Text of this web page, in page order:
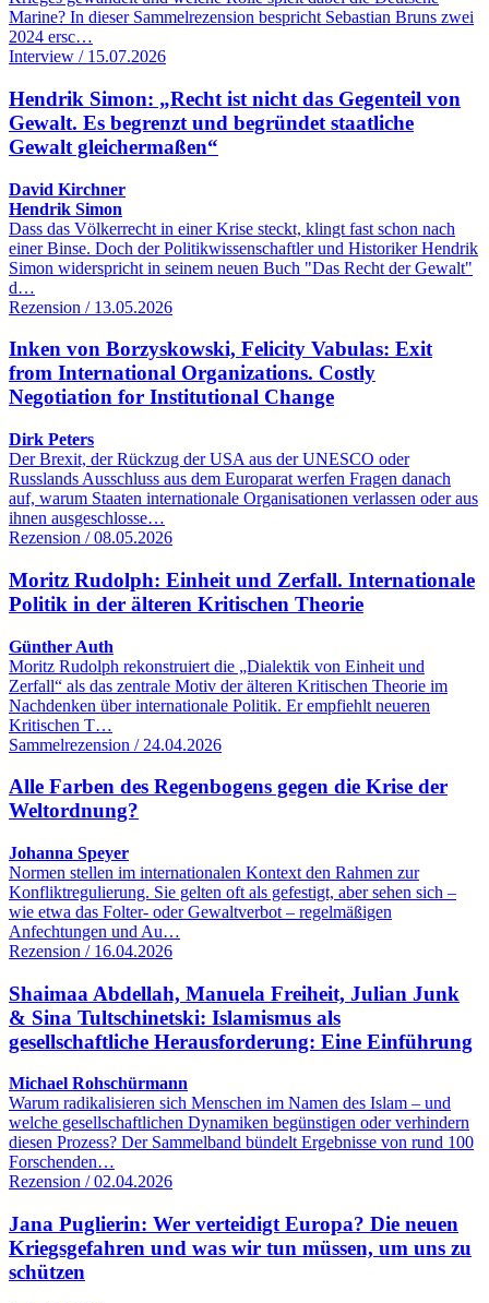
Marine? In dieser Sammelrezension bespricht Sebastian Bruns zwei
2024 ersc…
Interview / 15.07.2026
Hendrik Simon: „Recht ist nicht das Gegenteil von
Gewalt. Es begrenzt und begründet staatliche
Gewalt gleichermaßen“
David Kirchner
Hendrik Simon
Dass das Völkerrecht in einer Krise steckt, klingt fast schon nach
einer Binse. Doch der Politikwissenschaftler und Historiker Hendrik
Simon widerspricht in seinem neuen Buch "Das Recht der Gewalt"
d…
Rezension / 13.05.2026
Inken von Borzyskowski, Felicity Vabulas: Exit
from International Organizations. Costly
Negotiation for Institutional Change
Dirk Peters
Der Brexit, der Rückzug der USA aus der UNESCO oder
Russlands Ausschluss aus dem Europarat werfen Fragen danach
auf, warum Staaten internationale Organisationen verlassen oder aus
ihnen ausgeschlosse…
Rezension / 08.05.2026
Moritz Rudolph: Einheit und Zerfall. Internationale
Politik in der älteren Kritischen Theorie
Günther Auth
Moritz Rudolph rekonstruiert die „Dialektik von Einheit und
Zerfall“ als das zentrale Motiv der älteren Kritischen Theorie im
Nachdenken über internationale Politik. Er empfiehlt neueren
Kritischen T…
Sammelrezension / 24.04.2026
Alle Farben des Regenbogens gegen die Krise der
Weltordnung?
Johanna Speyer
Normen stellen im internationalen Kontext den Rahmen zur
Konfliktregulierung. Sie gelten oft als gefestigt, aber sehen sich –
wie etwa das Folter- oder Gewaltverbot – regelmäßigen
Anfechtungen und Au…
Rezension / 16.04.2026
Shaimaa Abdellah, Manuela Freiheit, Julian Junk
& Sina Tultschinetski: Islamismus als
gesellschaftliche Herausforderung: Eine Einführung
Michael Rohschürmann
Warum radikalisieren sich Menschen im Namen des Islam – und
welche gesellschaftlichen Dynamiken begünstigen oder verhindern
diesen Prozess? Der Sammelband bündelt Ergebnisse von rund 100
Forschenden…
Rezension / 02.04.2026
Jana Puglierin: Wer verteidigt Europa? Die neuen
Kriegsgefahren und was wir tun müssen, um uns zu
schützen